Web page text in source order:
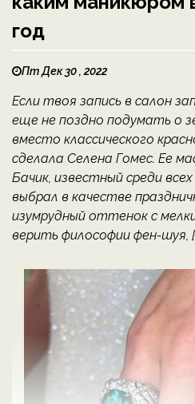
год
Пт Дек 30 , 2022
Если твоя запись в салон
еще не поздно подумать о
вместо классического
сделала Селена Гомес. Ее
Бачик, известный среди всех
выбрал в качестве
изумрудный оттенок с
верить философии фен-шуя,